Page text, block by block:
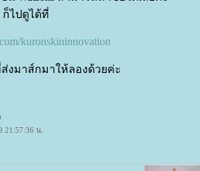
ไปดูได้ที่
kuronskininnovation
งมาส์กมาให้ลองด้วยค่ะ
21:57:36 น.